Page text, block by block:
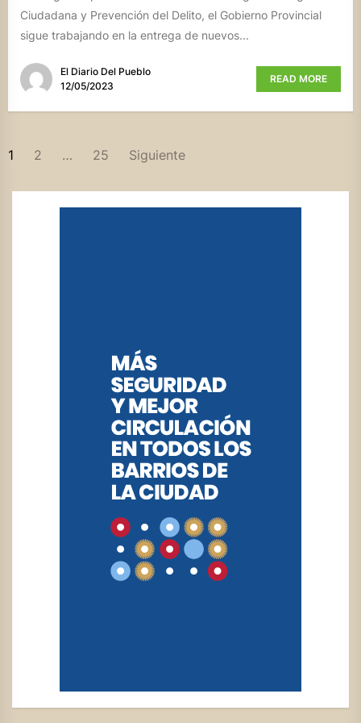
Ciudadana y Prevención del Delito, el Gobierno Provincial
sigue trabajando en la entrega de nuevos...
El Diario Del Pueblo
12/05/2023
READ MORE
PAGINACIÓN
ENTRADAS
1 2 … 25 Siguiente